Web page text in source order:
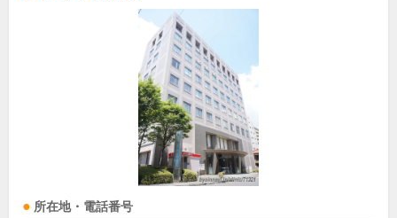
所在地・電話番号